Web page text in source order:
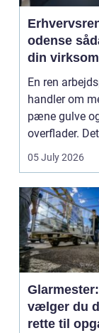
odense sådan får
din
mest værdi
pengene
En ren
handler om
pæne gulve
overflader.
både
05 July 2026
vælger du
rette til